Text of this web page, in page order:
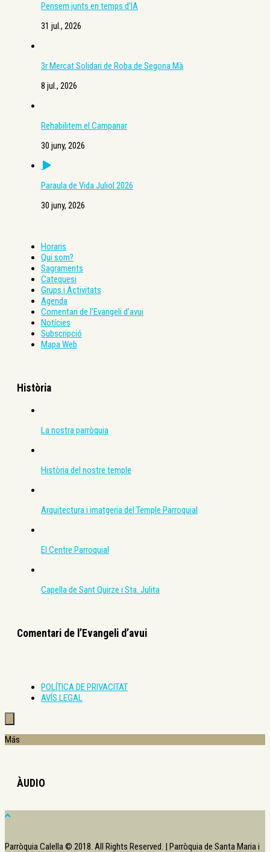
Pensem junts en temps d’IA
31 jul., 2026
3r Mercat Solidari de Roba de Segona Mà
8 jul., 2026
Rehabilitem el Campanar
30 juny, 2026
Paraula de Vida Juliol 2026
30 juny, 2026
Horaris
Qui som?
Sagraments
Catequesi
Grups i Activitats
Agenda
Comentari de l’Evangeli d’avui
Notícies
Subscripció
Mapa Web
Història
La nostra parròquia
Història del nostre temple
Arquitectura i imatgeria del Temple Parroquial
El Centre Parroquial
Capella de Sant Quirze i Sta. Julita
Comentari de l’Evangeli d’avui
POLÍTICA DE PRIVACITAT
AVÍS LEGAL
Más
ÀUDIO
Parròquia Calella © 2018. All Rights Reserved. | Parròquia de Santa Maria i